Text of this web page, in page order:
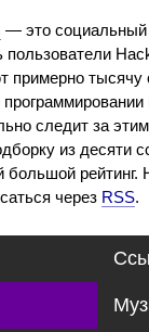
— это социальный
примерно тысячу
следит за
из десяти
рейтинг.
через RSS.